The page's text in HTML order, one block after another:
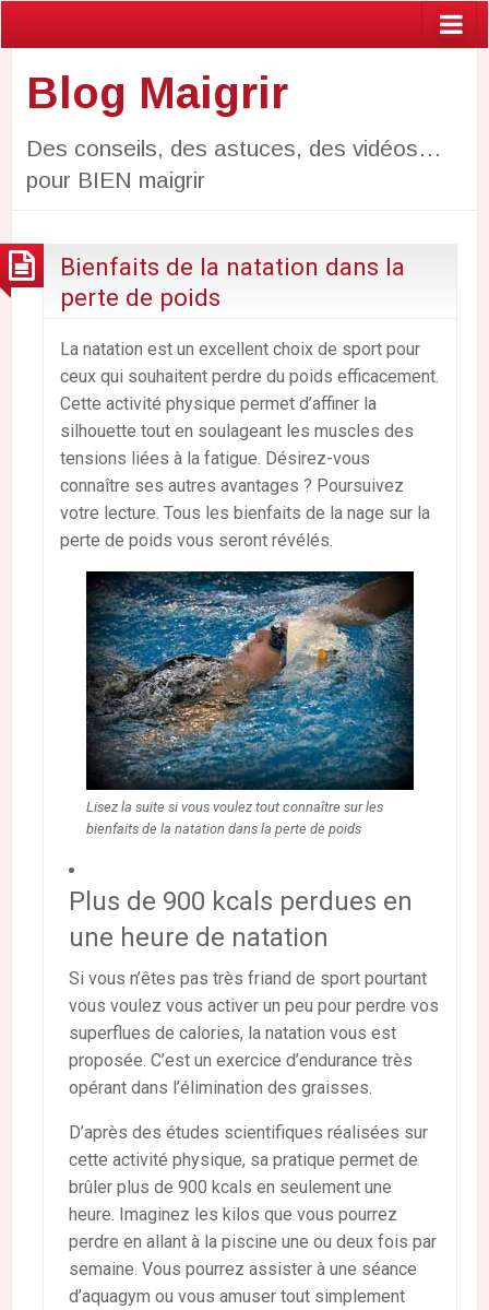
Blog Maigrir
Des conseils, des astuces, des vidéos…
pour BIEN maigrir
Bienfaits de la natation dans la
perte de poids
La natation est un excellent choix de sport pour
ceux qui souhaitent perdre du poids efficacement.
Cette activité physique permet d’affiner la
silhouette tout en soulageant les muscles des
tensions liées à la fatigue. Désirez-vous
connaître ses autres avantages ? Poursuivez
votre lecture. Tous les bienfaits de la nage sur la
perte de poids vous seront révélés.
Lisez la suite si vous voulez tout connaître sur les
bienfaits de la natation dans la perte de poids
Plus de 900 kcals perdues en
une heure de natation
Si vous n’êtes pas très friand de sport pourtant
vous voulez vous activer un peu pour perdre vos
superflues de calories, la natation vous est
proposée. C’est un exercice d’endurance très
opérant dans l’élimination des graisses.
D’après des études scientifiques réalisées sur
cette activité physique, sa pratique permet de
brûler plus de 900 kcals en seulement une
heure. Imaginez les kilos que vous pourrez
perdre en allant à la piscine une ou deux fois par
semaine. Vous pourrez assister à une séance
d’aquagym ou vous amuser tout simplement